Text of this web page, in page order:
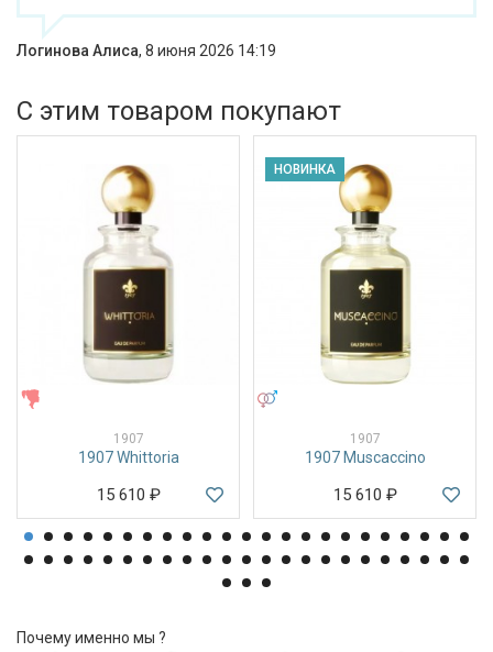
Логинова Алиса, 8 июня 2026 14:19
С этим товаром покупают
1907
1907 Whittoria
15 610 ₽
НОВИНКА
1907
1907 Muscaccino
15 610 ₽
Почему именно мы ?